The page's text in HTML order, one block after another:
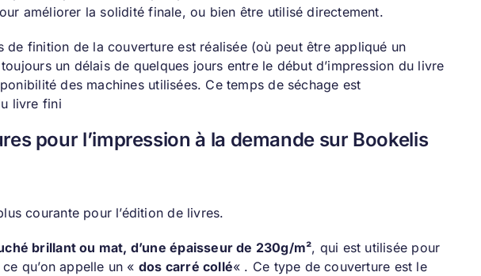
améliorer la solidité finale, ou bien être utilisé directement.
de finition de la couverture est réalisée (où peut être appliqué un
un délais de quelques jours entre le début d’impression du livre
des machines utilisées. Ce temps de séchage est
livre fini
pour l’impression à la demande sur Bookelis
courante pour l’édition de livres.
brillant ou mat, d’une épaisseur de 230g/m², qui est utilisée pour
qu’on appelle un « dos carré collé« . Ce type de couverture est le